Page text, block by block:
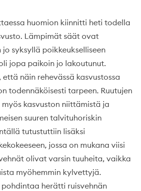
huomion kiinnitti heti todella
Lämpimät säät ovat
syksyllä poikkeukselliseen
jopa paikoin jo lakoutunut.
näin rehevässä kasvustossa
todennäköisesti tarpeen. Ruutujen
kasvuston niittämistä ja
suuren talvituhoriskin
tutustuttiin lisäksi
jossa on mukana viisi
olivat varsin tuuheita, vaikka
myöhemmin kylvettyjä.
pohdintaa herätti ruisvehnän